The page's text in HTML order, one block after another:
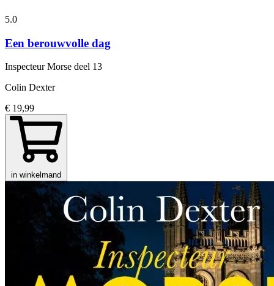
5.0
Een berouwvolle dag
Inspecteur Morse deel 13
Colin Dexter
€ 19,99
in winkelmand